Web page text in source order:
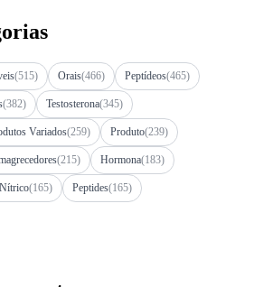
(515) Orais(466) Peptídeos(465)
(382) Testosterona(345)
Variados(259) Produto(239)
(215) Hormona(183)
(165) Peptides(165)